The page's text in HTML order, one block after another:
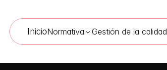
InicioNormativa Gestión de la calidad